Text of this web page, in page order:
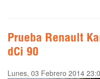
Prueba Renault
dCi 90
Lunes, 03 Febrero 2014